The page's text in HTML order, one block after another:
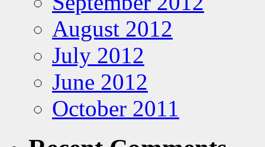
August 2012
July 2012
June 2012
October 2011